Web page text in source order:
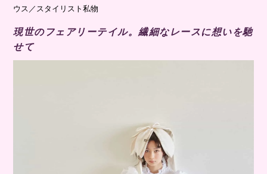
ウス／スタイリスト私物
現世のフェアリーテイル。繊細なレースに想いを馳
せて